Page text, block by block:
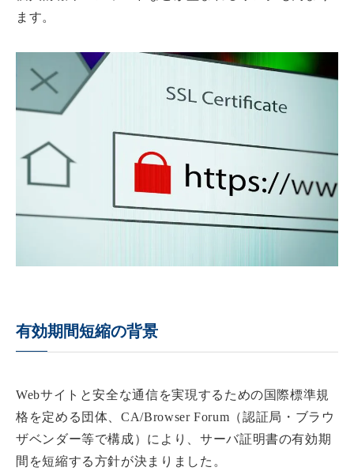
ます。
有効期間短縮の背景
Webサイトと安全な通信を実現するための国際標準規
格を定める団体、CA/Browser Forum（認証局・ブラウ
ザベンダー等で構成）により、サーバ証明書の有効期
間を短縮する方針が決まりました。